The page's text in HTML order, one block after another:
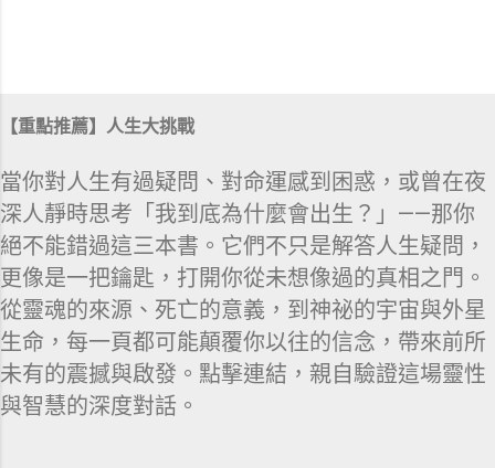
【重點推薦】人生大挑戰
當你對人生有過疑問、對命運感到困惑，或曾在夜
深人靜時思考「我到底為什麼會出生？」——那你
絕不能錯過這三本書。它們不只是解答人生疑問，
更像是一把鑰匙，打開你從未想像過的真相之門。
從靈魂的來源、死亡的意義，到神祕的宇宙與外星
生命，每一頁都可能顛覆你以往的信念，帶來前所
未有的震撼與啟發。點擊連結，親自驗證這場靈性
與智慧的深度對話。